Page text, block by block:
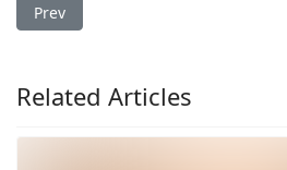
Previous article: Bekam Sungai
Prev
Related Articles